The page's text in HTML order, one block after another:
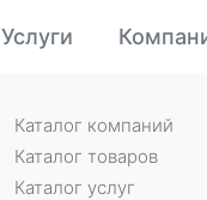
Услуги
Каталог компаний
Каталог товаров
Каталог услуг